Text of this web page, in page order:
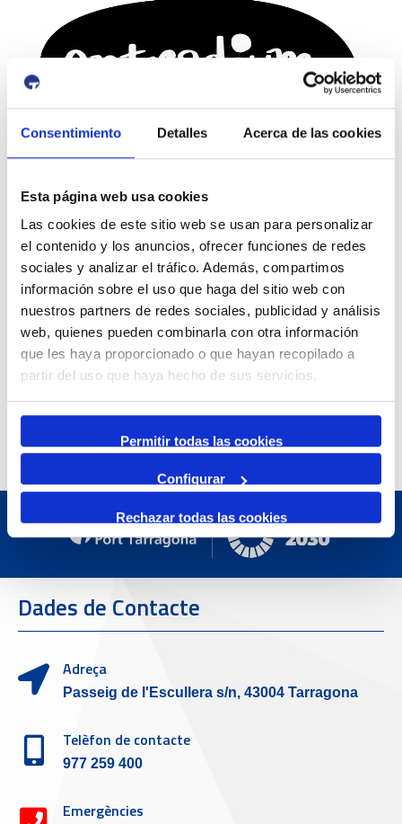
Consentimiento Detalles Acerca de las cookies
Esta página web usa cookies
Las cookies de este sitio web se usan para personalizar
el contenido y los anuncios, ofrecer funciones de redes
sociales y analizar el tráfico. Además, compartimos
información sobre el uso que haga del sitio web con
nuestros partners de redes sociales, publicidad y análisis
web, quienes pueden combinarla con otra información
que les haya proporcionado o que hayan recopilado a
partir del uso que haya hecho de sus servicios.
Permitir todas las cookies
Configurar
Rechazar todas las cookies
Canals socials del Moll de Costa
Dades de Contacte
Adreça
Passeig de l'Escullera s/n, 43004 Tarragona
Telèfon de contacte
977 259 400
Emergències